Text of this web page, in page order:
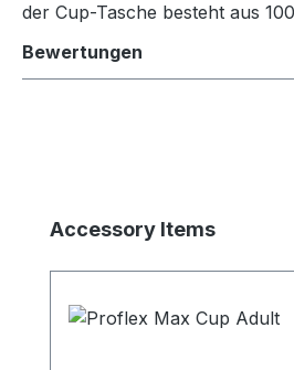
der Cup-Tasche besteht aus
Bewertungen
Produktgalerie überspringen
Accessory Items